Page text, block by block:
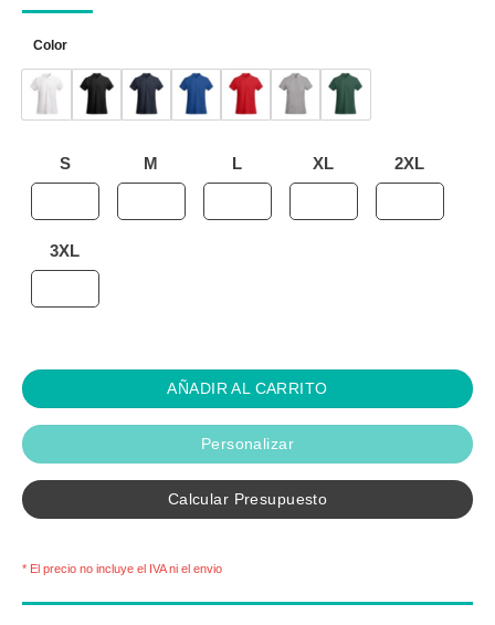
Color
S M L XL 2XL
3XL
AÑADIR AL CARRITO
Personalizar
Calcular Presupuesto
* El precio no incluye el IVA ni el envio